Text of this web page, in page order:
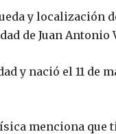
y localización
de Juan Antonio
y nació el 11 de
menciona que